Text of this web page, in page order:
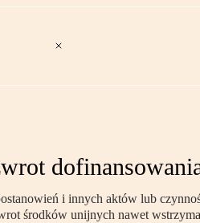
i innych aktów lub
środków unijnych nawet